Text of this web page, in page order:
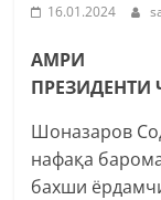
16.01.2024
АМРИ
Шоназаров
нафақа
бахши